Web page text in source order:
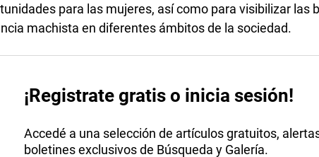
para las mujeres, así como para visibilizar las
machista en diferentes ámbitos de la sociedad.
¡Registrate gratis o inicia sesión!
Accedé a una selección de artículos gratuitos,
boletines exclusivos de Búsqueda y Galería.